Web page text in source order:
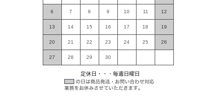
6 7 8 9 10 11 12
13 14 15 16 17 18 19
20 21 22 23 24 25 26
27 28 29 30
定休日・・・毎週日曜日